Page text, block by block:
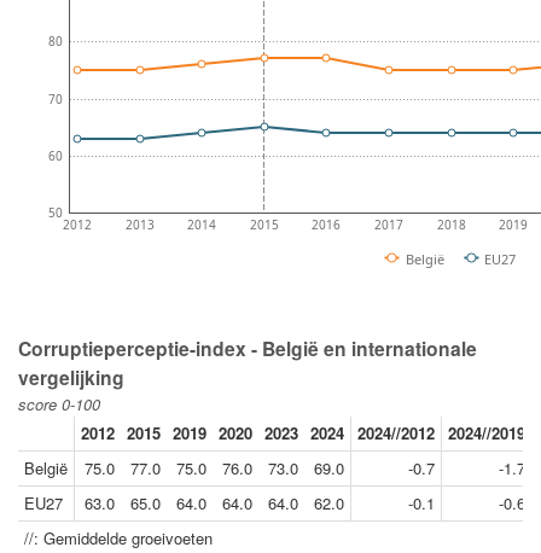
2012 2013 2014 2015 2016 2017 2018 2019
50
60
70
80
België EU27
Corruptieperceptie-index - België en internationale
vergelijking
score 0-100
2012 2015 2019 2020 2023 2024 2024//2012 2024//2019
België
75.0 77.0 75.0 76.0 73.0 69.0 -0.7
-1.7
EU27
63.0 65.0 64.0 64.0 64.0 62.0 -0.1
-0.6
//: Gemiddelde groeivoeten